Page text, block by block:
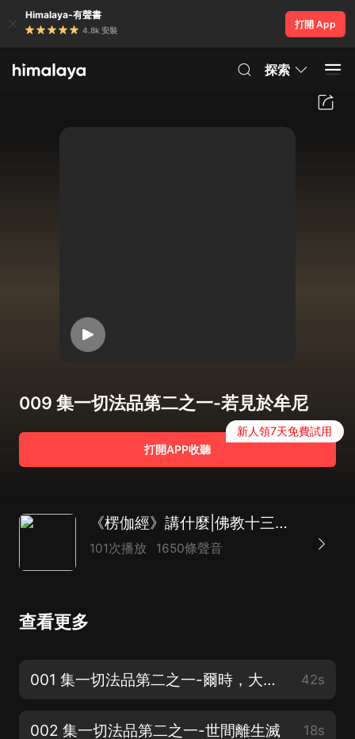
Himalaya-有聲書
4.8k 安裝
打開 App
探索
009 集一切法品第二之一-若見於牟尼
打開APP收聽
新人領7天免費試用
《楞伽經》講什麼|佛教十三經|修習如來禪、明心見性
101次播放 1650條聲音
查看更多
001 集一切法品第二之一-爾時，大慧菩薩摩訶薩與摩帝菩薩 42s
002 集一切法品第二之一-世間離生滅 18s